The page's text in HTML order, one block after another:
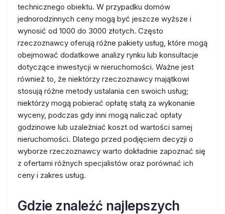
technicznego obiektu. W przypadku domów
jednorodzinnych ceny mogą być jeszcze wyższe i
wynosić od 1000 do 3000 złotych. Często
rzeczoznawcy oferują różne pakiety usług, które mogą
obejmować dodatkowe analizy rynku lub konsultacje
dotyczące inwestycji w nieruchomości. Ważne jest
również to, że niektórzy rzeczoznawcy majątkowi
stosują różne metody ustalania cen swoich usług;
niektórzy mogą pobierać opłatę stałą za wykonanie
wyceny, podczas gdy inni mogą naliczać opłaty
godzinowe lub uzależniać koszt od wartości samej
nieruchomości. Dlatego przed podjęciem decyzji o
wyborze rzeczoznawcy warto dokładnie zapoznać się
z ofertami różnych specjalistów oraz porównać ich
ceny i zakres usług.
Gdzie znaleźć najlepszych